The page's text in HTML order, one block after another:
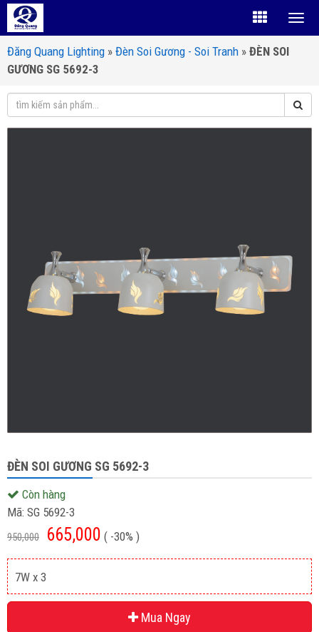
Đăng Quang Lighting » Đèn Soi Gương - Soi Tranh » ĐÈN SOI
GƯƠNG SG 5692-3
ĐÈN SOI GƯƠNG SG 5692-3
Còn hàng
Mã: SG 5692-3
950,000 665,000 ( -30% )
7W x 3
Mua Ngay